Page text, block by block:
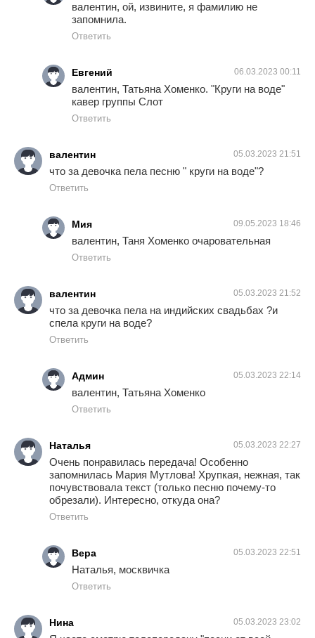
валентин, ой, извините, я фамилию не
запомнила.
Ответить
Евгений 06.03.2023 00:11
валентин, Татьяна Хоменко. "Круги на воде"
кавер группы Слот
Ответить
валентин 05.03.2023 21:51
что за девочка пела песню " круги на воде"?
Ответить
Мия 09.05.2023 18:46
валентин, Таня Хоменко очаровательная
Ответить
валентин 05.03.2023 21:52
что за девочка пела на индийских свадьбах ?и
спела круги на воде?
Ответить
Админ 05.03.2023 22:14
валентин, Татьяна Хоменко
Ответить
Наталья 05.03.2023 22:27
Очень понравилась передача! Особенно
запомнилась Мария Мутлова! Хрупкая, нежная, так
почувствовала текст (только песню почему-то
обрезали). Интересно, откуда она?
Ответить
Вера 05.03.2023 22:51
Наталья, москвичка
Ответить
Нина 05.03.2023 23:02